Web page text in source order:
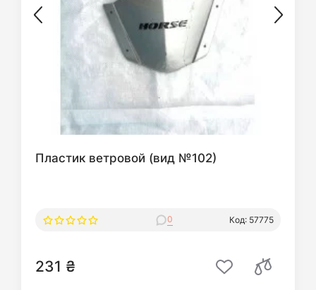
Пластик ветровой (вид №102)
0 Код: 57775
231 ₴